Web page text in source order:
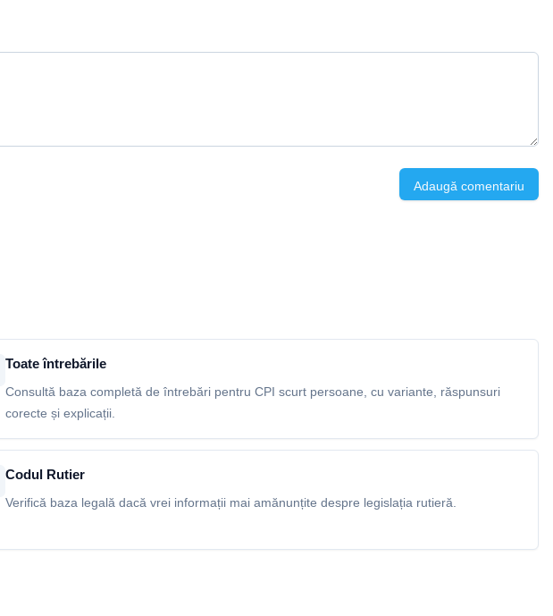
Adaugă comentariu
Toate întrebările
Consultă baza completă de întrebări pentru CPI scurt persoane, cu variante, răspunsuri
corecte și explicații.
Codul Rutier
Verifică baza legală dacă vrei informații mai amănunțite despre legislația rutieră.